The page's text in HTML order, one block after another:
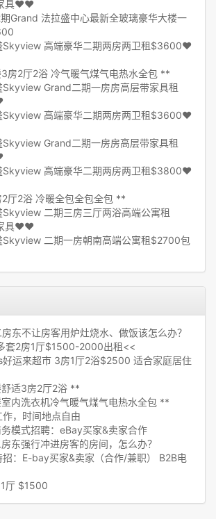
具❤❤
Grand 法拉盛中心最新全玻璃豪华大楼一
高端豪华二期两房两卫租$3600❤
房2厅2浴 冷气暖气煤气电热水全包 **
Grand二期一房房高层带家具租
高端豪华二期两房两卫租$3600❤
Grand二期一房房高层带家具租
高端豪华二期两房两卫租$3800❤
厅2浴 冷暖全包全包全包 **
二期三房三厅两浴高端公寓租
具❤❤
二期一房朝南高端公寓租$2700包
东不让房客用炉灶烧水、做饭该怎么办？
套2房1厅$1500-2000出租<<
好运来超市 3房1厅2浴$2500 适合家庭居住
适3房2厅2浴 **
内洗衣机冷气暖气煤气电热水全包 **
，时间地点自由
模式招聘：eBay买家&卖家合作
东强行冲进房客的房间，怎么办？
招：E-bay买家&卖家（合作/兼职） B2B电
厅 $1500